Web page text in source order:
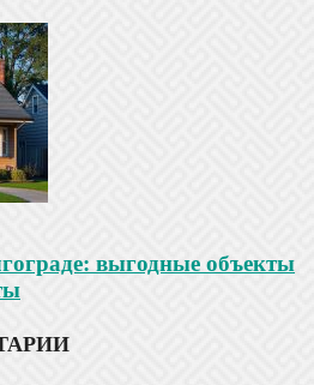
выгодные объекты